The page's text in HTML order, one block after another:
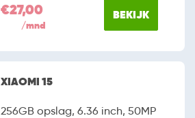
€27,00
/mnd
BEKIJK
XIAOMI 15
256GB opslag, 6.36 inch, 50MP